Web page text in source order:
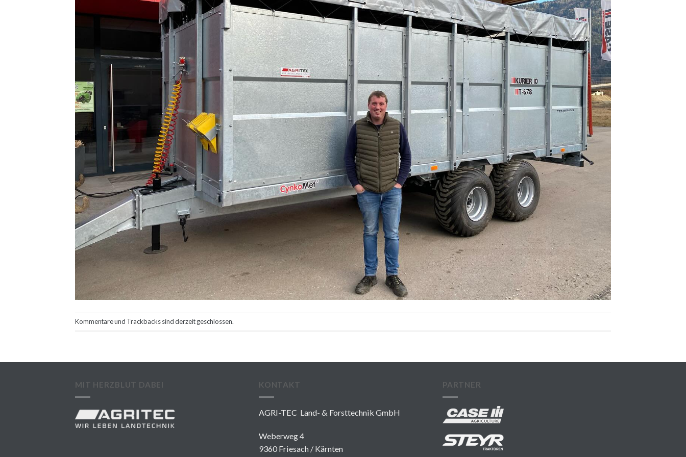
Kommentare und Trackbacks sind derzeit geschlossen.
MIT HERZBLUT DABEI KONTAKT
AGRI-TEC Land- & Forsttechnik GmbH
Weberweg 4
9360 Friesach / Kärnten
PARTNER